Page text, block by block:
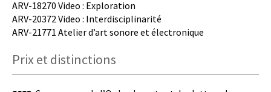
ARV-18270 Video : Exploration
ARV-20372 Video : Interdisciplinarité
ARV-21771 Atelier d’art sonore et électronique
Prix et distinctions